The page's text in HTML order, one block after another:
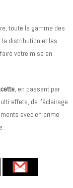
toute la gamme des
distribution et les
votre mise en
, en passant par
effets, de l’éclairage
avec en prime
.